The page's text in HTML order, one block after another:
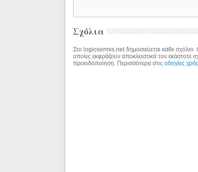
Σχόλια
Στο logiosermis.net δημοσιεύεται κάθε σχόλιο.
οποίες εκφράζουν αποκλειστικά τον εκάστοτε
προειδοποίηση. Περισσότερα στιςοδηγίες